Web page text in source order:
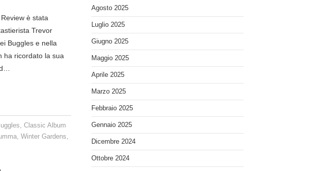
è stata
Trevor
Buggles e nella
ha ricordato la sua
,Classic Album
Winter Gardens
Agosto 2025
Luglio 2025
Giugno 2025
Maggio 2025
Aprile 2025
Marzo 2025
Febbraio 2025
Gennaio 2025
Dicembre 2024
Ottobre 2024